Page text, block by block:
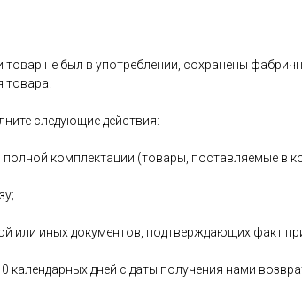
не был в употреблении, сохранены
товара.
следующие действия:
комплектации (товары, поставляемые в
или иных документов, подтверждающих факт
календарных дней с даты получения нами